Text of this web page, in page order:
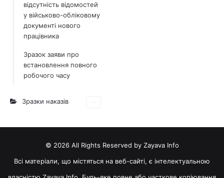
відсутність відомостей
у військово-обліковому
документі нового
працівника
Зразок заяви про
встановлення повного
робочого часу
Зразки наказів
© 2026 All Rights Reserved by Zayava Info
Всі матеріали, що містяться на веб-сайті, є інтелектуальною